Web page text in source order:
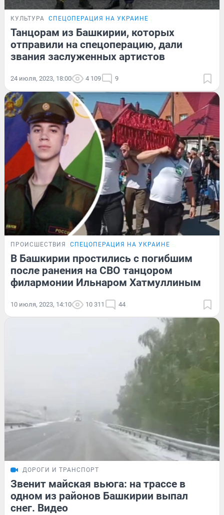
КУЛЬТУРА СПЕЦОПЕРАЦИЯ НА УКРАИНЕ
Танцорам из Башкирии, которых
отправили на спецоперацию, дали
звания заслуженных артистов
24 июля, 2023, 18:00 4 109 9
ПРОИСШЕСТВИЯ СПЕЦОПЕРАЦИЯ НА УКРАИНЕ
В Башкирии простились с погибшим
после ранения на СВО танцором
филармонии Ильнаром Хатмуллиным
10 июля, 2023, 14:10 10 311 44
ДОРОГИ И ТРАНСПОРТ
Звенит майская вьюга: на трассе в
одном из районов Башкирии выпал
снег. Видео